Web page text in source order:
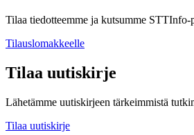
Tilaa tiedotteemme ja kutsumme
Tilauslomakkeelle
Tilaa uutiskirje
Lähetämme uutiskirjeen tärkeimmistä
Tilaa uutiskirje